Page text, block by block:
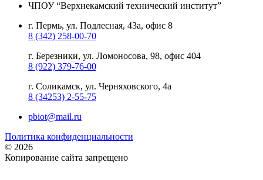
ЧПОУ “Верхнекамский технический институт”
г. Пермь, ул. Подлесная, 43а, офис 8
8 (342) 258-00-70
г. Березники, ул. Ломоносова, 98, офис 404
8 (922) 379-76-00
г. Соликамск, ул. Черняховского, 4а
8 (34253) 2-55-75
pbiot@mail.ru
Политика конфиденциальности
© 2026
Копирование сайта запрещено